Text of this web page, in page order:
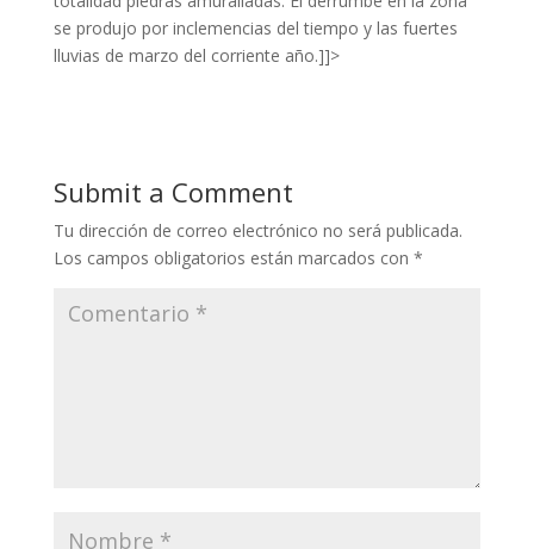
se produjo por inclemencias del tiempo y las fuertes
lluvias de marzo del corriente año.]]>
Submit a Comment
Tu dirección de correo electrónico no será publicada.
Los campos obligatorios están marcados con *